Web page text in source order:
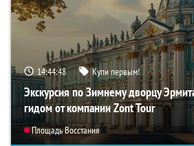
14:44:46 Купи первым!
Экскурсия по Зимнему дворцу
гидом от компании Zont Tour
Площадь Восстания